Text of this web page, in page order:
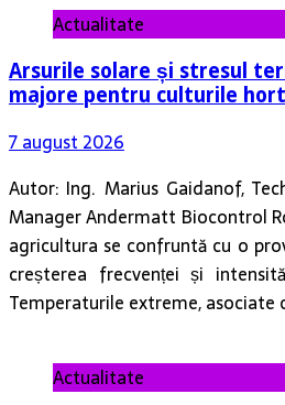
Actualitate
Arsurile solare și stresul
majore pentru culturile
7 august 2026
Autor: Ing. Marius Gaidanof,
Manager Andermatt Biocontrol
agricultura se confruntă cu o
creșterea frecvenței și
Temperaturile extreme, asociate
Actualitate